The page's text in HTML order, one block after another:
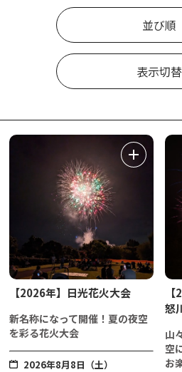
並び順
表示切替
【2026年】日光花火大会
新名称になって開催！夏の夜空
を彩る花火大会
2026年8月8日（土）
怒
山
空
お